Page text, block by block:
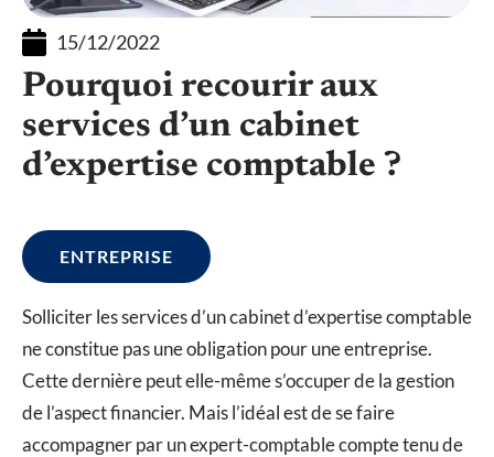
15/12/2022
Pourquoi recourir aux
services d’un cabinet
d’expertise comptable ?
ENTREPRISE
Solliciter les services d’un cabinet d’expertise comptable
ne constitue pas une obligation pour une entreprise.
Cette dernière peut elle-même s’occuper de la gestion
de l’aspect financier. Mais l’idéal est de se faire
accompagner par un expert-comptable compte tenu de